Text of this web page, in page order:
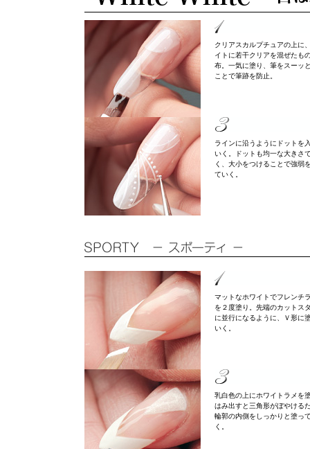
クリアスカルプチュアの上に
イトに若干クリアを混ぜたも
布。一気に塗り、筆をスーッ
ことで筆跡を防止。
ラインに沿うようにドットを
いく。ドットも均一な大きさ
く、大小をつけることで強弱
ていく。
マットなホワイトでフレンチ
を２度塗り。先端のカットス
に並行になるように、Ｖ形に
いく。
乳白色の上にホワイトラメを
はみ出すと三角形がぼやける
輪郭の内側をしっかりと塗っ
く。